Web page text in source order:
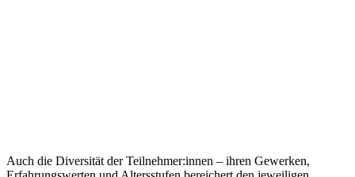
Auch die Diversität der Teilnehmer:innen – ihren Gewerken,